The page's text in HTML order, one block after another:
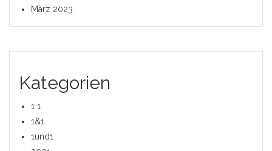
März 2023
Kategorien
1 1
1&1
1und1